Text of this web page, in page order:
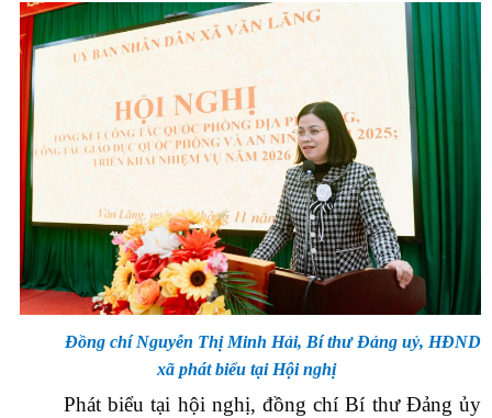
Đồng chí Nguyễn Thị Minh Hải, Bí thư Đảng uỷ, HĐND
xã phát biểu tại Hội nghị
Phát biểu tại hội nghị, đồng chí Bí thư Đảng ủy